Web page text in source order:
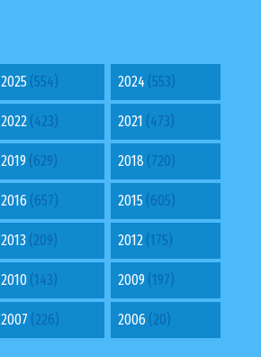
2025 (554) 2024 (553)
2022 (423) 2021 (473)
2019 (629) 2018 (720)
2016 (657) 2015(605)
2013 (209) 2012(175)
2010 (143) 2009(197)
2007 (226) 2006(20)